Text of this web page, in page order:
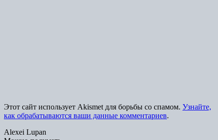
Этот сайт использует Akismet для борьбы со спамом. Узнайте,
как обрабатываются ваши данные комментариев.
Alexei Lupan